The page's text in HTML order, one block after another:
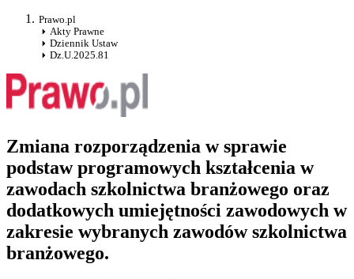
Prawo.pl
Akty Prawne
Dziennik Ustaw
Dz.U.2025.81
Zmiana rozporządzenia w sprawie
podstaw programowych kształcenia w
zawodach szkolnictwa branżowego oraz
dodatkowych umiejętności zawodowych w
zakresie wybranych zawodów szkolnictwa
branżowego.